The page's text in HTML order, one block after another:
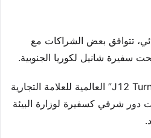
تتوافق بعض الشراكات مع
كما انضمت إلى حملة “J12 Turns 20” العالمية للعلامة التجارية
دور شرفي كسفيرة لوزارة البيئة